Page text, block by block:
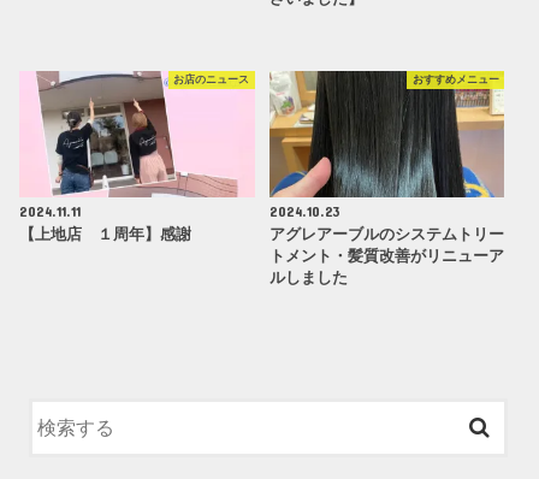
お店のニュース
2024.11.11
【上地店 １周年】感謝
おすすめメニュー
2024.10.23
アグレアーブルのシステムトリー
トメント・髪質改善がリニューア
ルしました